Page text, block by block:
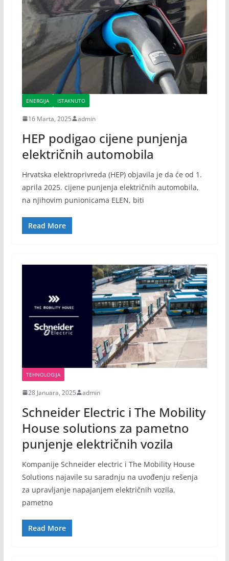
ENERGIJA ISTAKNUTO
16 Marta, 2025 admin
HEP podigao cijene punjenja
električnih automobila
Hrvatska elektroprivreda (HEP) objavila je da će od 1.
aprila 2025. cijene punjenja električnih automobila,
na njihovim punionicama ELEN, biti
Read More
TEHNOLOGIJA
28 Januara, 2025 admin
Schneider Electric i The Mobility
House solutions za pametno
punjenje električnih vozila
Kompanije Schneider electric i The Mobility House
Solutions najavile su saradnju na uvođenju rešenja
za upravljanje napajanjem električnih vozila,
pametno
Read More